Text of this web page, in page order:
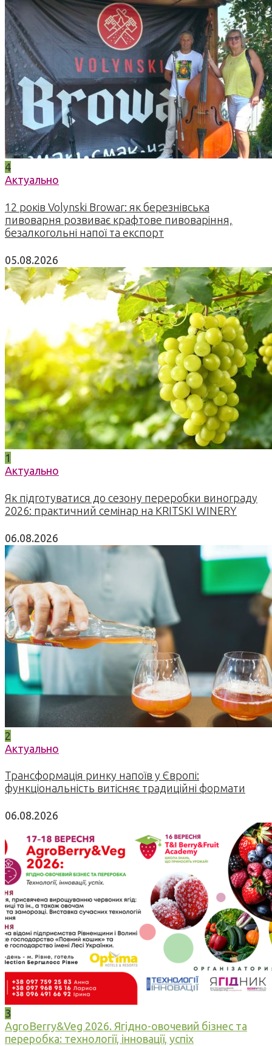
4
Актуально
12 років Volynski Browar: як березнівська
пивоварня розвиває крафтове пивоваріння,
безалкогольні напої та експорт
05.08.2026
1
Актуально
Як підготуватися до сезону переробки винограду
2026: практичний семінар на KRITSKI WINERY
06.08.2026
2
Актуально
Трансформація ринку напоїв у Європі:
функціональність витісняє традиційні формати
06.08.2026
3
AgroBerry&Veg 2026. Ягідно-овочевий бізнес та
переробка: технології, інновації, успіх